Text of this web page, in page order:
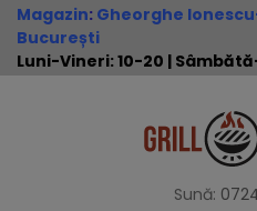
Magazin: Gheorghe
București
Luni-Vineri: 10-20 |
Sună: